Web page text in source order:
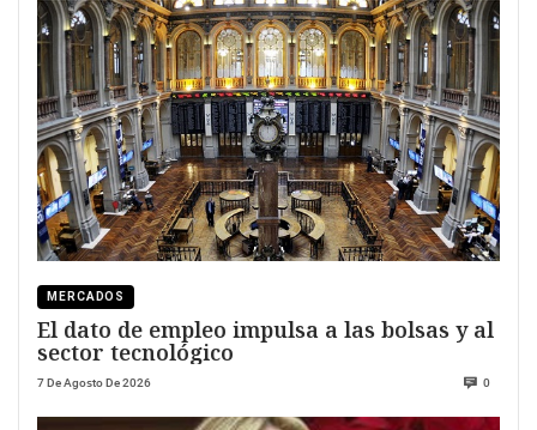
MERCADOS
El dato de empleo impulsa a las bolsas y al
sector tecnológico
7 De Agosto De 2026 0